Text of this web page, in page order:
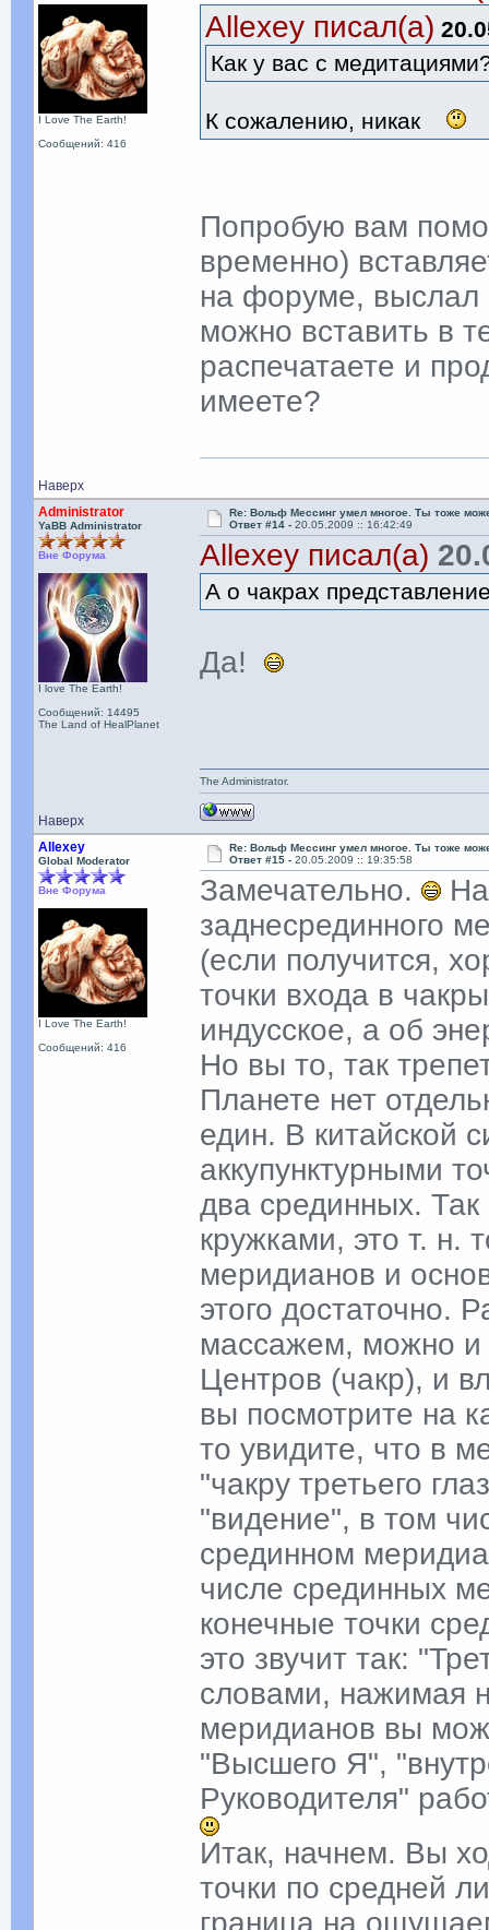
I Love The Earth!
Сообщений: 416
Allexey писал(а)
Как у вас с
К сожалению, никак
Попробую вам
временно)
на форуме, выслал
можно вставить в
распечатаете и
имеете?
Наверх
Administrator
YaBB Administrator
Вне Форума
I love The Earth!
Сообщений: 14495
The Land of HealPlanet
Re: Вольф Мессинг умел многое. Ты тоже
Ответ #14 -20.05.2009 :: 16:42:49
Allexey писал(а)
А о чакрах
Да!
Наверх
The Administrator.
Allexey
Global Moderator
Вне Форума
I Love The Earth!
Сообщений: 416
Re: Вольф Мессинг умел многое. Ты тоже
Ответ #15 -20.05.2009 :: 19:35:58
Замечательно.
заднесрединного
(если получится,
точки входа в
индусское, а об
Но вы то, так
Планете нет
един. В китайской
аккупунктурными
два срединных.
кружками, это т. н.
меридианов и
этого достаточно.
массажем, можно и
Центров (чакр), и
вы посмотрите на
то увидите, что в
"чакру третьего
"видение", в том
срединном
числе срединных
конечные точки
это звучит так:
словами, нажимая
меридианов вы
"Высшего Я",
Руководителя"
Итак, начнем. Вы
точки по средней
граница на